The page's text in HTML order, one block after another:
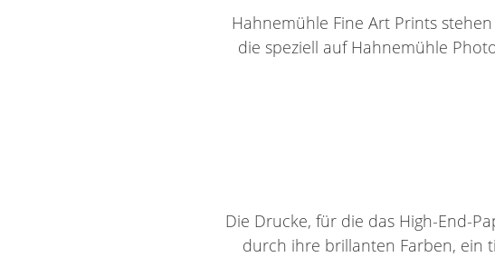
Hahnemühle Fine Art Prints
die speziell auf Hahnemühle
Die Drucke, für die das High-End-
durch ihre brillanten Farben, ein